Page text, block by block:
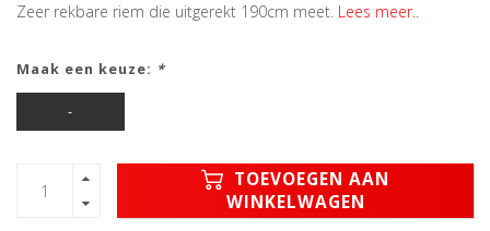
Zeer rekbare riem die uitgerekt 190cm meet. Lees meer..
Maak een keuze: *
-
TOEVOEGEN AAN
WINKELWAGEN